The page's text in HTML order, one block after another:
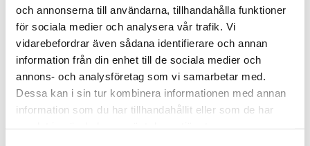
och annonserna till användarna, tillhandahålla funktioner
för sociala medier och analysera vår trafik. Vi
vidarebefordrar även sådana identifierare och annan
information från din enhet till de sociala medier och
annons- och analysföretag som vi samarbetar med.
Dessa kan i sin tur kombinera informationen med annan
information som du har tillhandahållit eller som de har
Carina Waxell
Auktoriserad Redovisningskonsult
Skicka e-post
0247-150 73
Leksand
Malin Glad